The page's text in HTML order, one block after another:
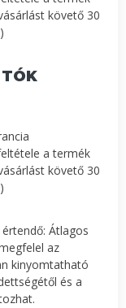
követő 30
a termék
követő 30
Átlagos
az
kinyomtatható
és a